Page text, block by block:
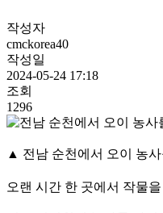
작성자
cmckorea40
작성일
2024-05-24 17:18
조회
1296
▲ 전남 순천에서 오이 농
오랜 시간 한 곳에서 작물